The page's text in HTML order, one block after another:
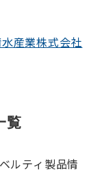
覧
ルティ製品情